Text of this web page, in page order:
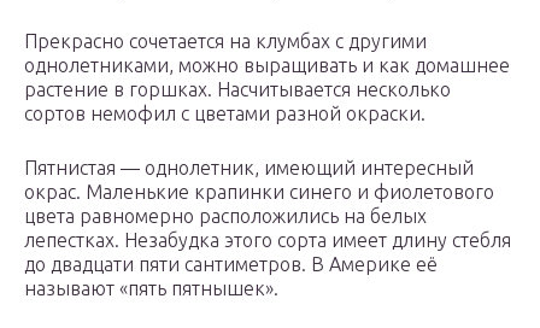
Прекрасно сочетается на клумбах с другими
однолетниками, можно выращивать и как домашнее
растение в горшках. Насчитывается несколько
сортов немофил с цветами разной окраски.
Пятнистая — однолетник, имеющий интересный
окрас. Маленькие крапинки синего и фиолетового
цвета равномерно расположились на белых
лепестках. Незабудка этого сорта имеет длину стебля
до двадцати пяти сантиметров. В Америке её
называют «пять пятнышек».